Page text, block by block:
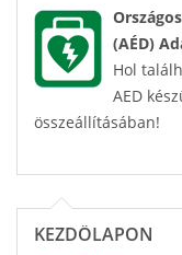
(AÉD)
Hol
AED
összeállításában!
KEZDŐLAPON